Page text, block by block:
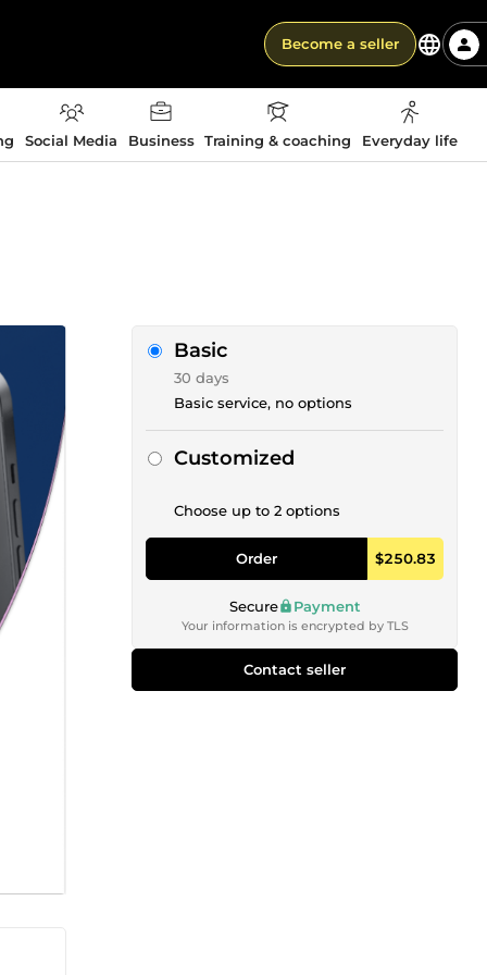
Become a seller
Social Media Business Training & coaching Everyday life
Basic
30 days
Basic service, no options
Customized
Choose up to 2 options
Order $250.83
Secure Payment
Your information is encrypted by TLS
Contact seller